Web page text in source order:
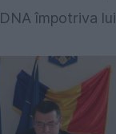
DNA împotriva lui